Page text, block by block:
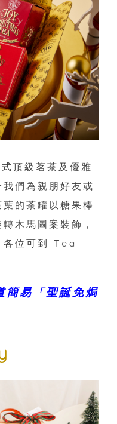
頂級茗茶及優雅
們為親朋好友或
的茶罐以糖果棒
木馬圖案裝飾，
各位可到 Tea
簡易「聖誕免焗